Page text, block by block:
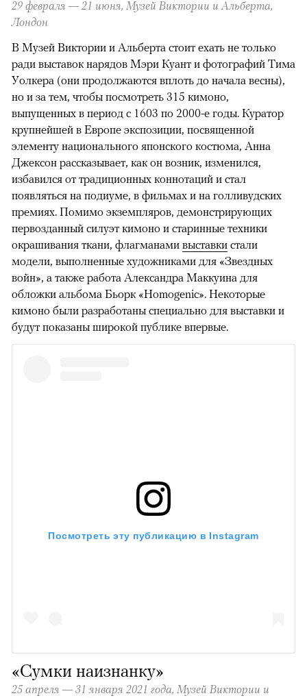
29 февраля — 21 июня, Музей Виктории и Альберта,
Лондон
В Музей Виктории и Альберта стоит ехать не только
ради выставок нарядов Мэри Куант и фотографий Тима
Уолкера (они продолжаются вплоть до начала весны),
но и за тем, чтобы посмотреть 315 кимоно,
выпущенных в период с 1603 по 2000-е годы. Куратор
крупнейшей в Европе экспозиции, посвященной
элементу национального японского костюма, Анна
Джексон рассказывает, как он возник, изменился,
избавился от традиционных коннотаций и стал
появляться на подиуме, в фильмах и на голливудских
премиях. Помимо экземпляров, демонстрирующих
первозданный силуэт кимоно и старинные техники
окрашивания ткани, флагманами выставки стали
модели, выполненные художниками для «Звездных
войн», а также работа Александра Маккуина для
обложки альбома Бьорк «Homogenic». Некоторые
кимоно были разработаны специально для выставки и
будут показаны широкой публике впервые.
Посмотреть эту публикацию в Instagram
«Сумки наизнанку»
25 апреля — 31 января 2021 года, Музей Виктории и